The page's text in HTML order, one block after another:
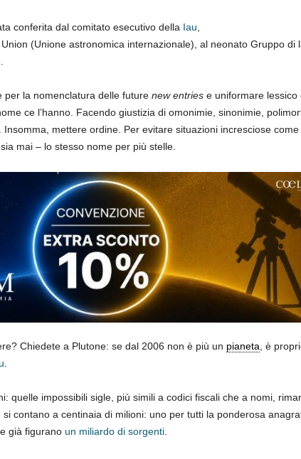
conferita dal comitato esecutivo della Iau,
(Unione astronomica internazionale), al neonato Gruppo di
per la nomenclatura delle future new entriese uniformare lessico
ce l’hanno. Facendo giustizia di omonimie, sinonimie,
Insomma, mettere ordine. Per evitare situazioni incresciose come
mai – lo stesso nome per più stelle.
Chiedete a Plutone: se dal 2006 non è più un pianeta, è
.
quelle impossibili sigle, più simili a codici fiscali che a nomi,
contano a centinaia di milioni: uno per tutti la ponderosa
già figurano un miliardo di sorgenti.